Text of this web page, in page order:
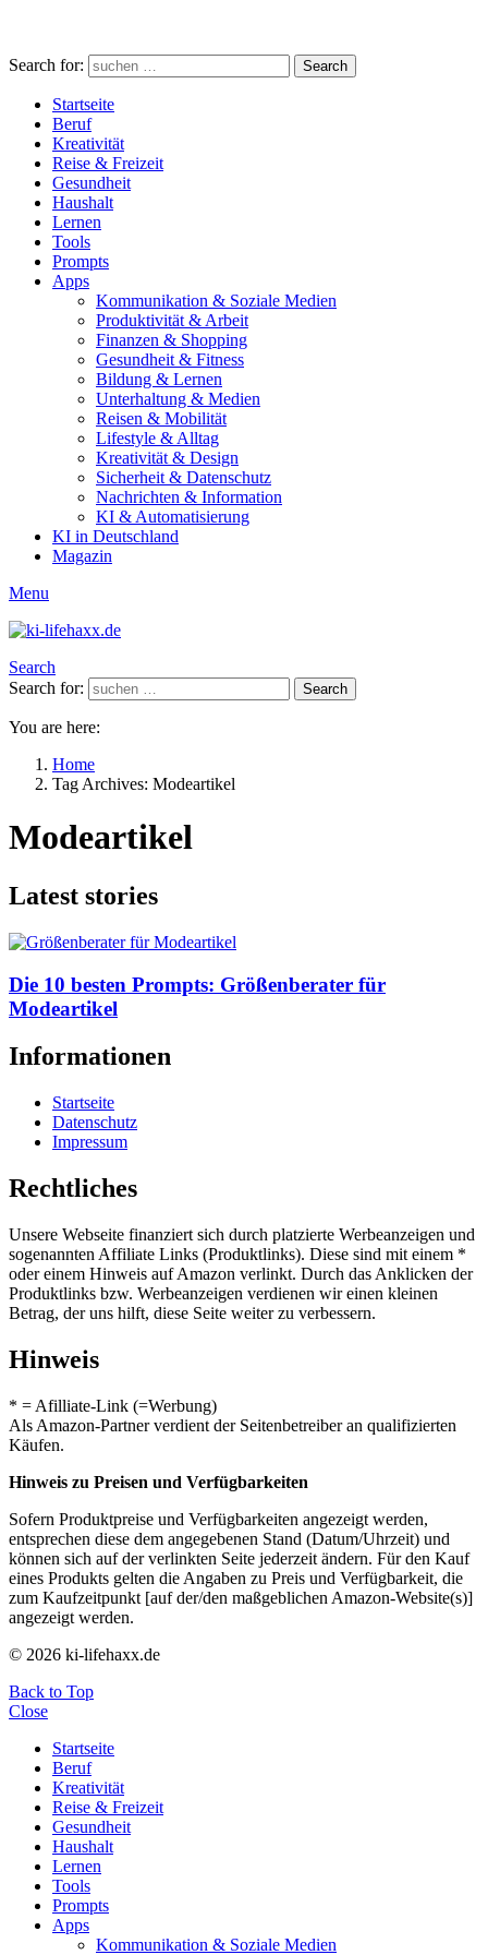
Search for: Search
Startseite
Beruf
Kreativität
Reise & Freizeit
Gesundheit
Haushalt
Lernen
Tools
Prompts
Apps
Kommunikation & Soziale Medien
Produktivität & Arbeit
Finanzen & Shopping
Gesundheit & Fitness
Bildung & Lernen
Unterhaltung & Medien
Reisen & Mobilität
Lifestyle & Alltag
Kreativität & Design
Sicherheit & Datenschutz
Nachrichten & Information
KI & Automatisierung
KI in Deutschland
Magazin
Menu
Search
Search for:
Search
You are here:
Home
Tag Archives: Modeartikel
Modeartikel
Latest stories
Die 10 besten Prompts: Größenberater für
Modeartikel
Informationen
Startseite
Datenschutz
Impressum
Rechtliches
Unsere Webseite finanziert sich durch platzierte Werbeanzeigen und
sogenannten Affiliate Links (Produktlinks). Diese sind mit einem *
oder einem Hinweis auf Amazon verlinkt. Durch das Anklicken der
Produktlinks bzw. Werbeanzeigen verdienen wir einen kleinen
Betrag, der uns hilft, diese Seite weiter zu verbessern.
Hinweis
* = Afilliate-Link (=Werbung)
Als Amazon-Partner verdient der Seitenbetreiber an qualifizierten
Käufen.
Hinweis zu Preisen und Verfügbarkeiten
Sofern Produktpreise und Verfügbarkeiten angezeigt werden,
entsprechen diese dem angegebenen Stand (Datum/Uhrzeit) und
können sich auf der verlinkten Seite jederzeit ändern. Für den Kauf
eines Produkts gelten die Angaben zu Preis und Verfügbarkeit, die
zum Kaufzeitpunkt [auf der/den maßgeblichen Amazon-Website(s)]
angezeigt werden.
© 2026 ki-lifehaxx.de
Back to Top
Close
Startseite
Beruf
Kreativität
Reise & Freizeit
Gesundheit
Haushalt
Lernen
Tools
Prompts
Apps
Kommunikation & Soziale Medien